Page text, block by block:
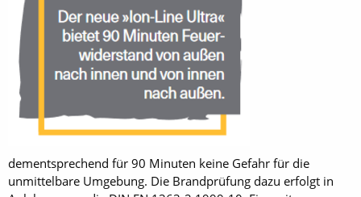
dementsprechend für 90 Minuten keine Gefahr für die
unmittelbare Umgebung. Die Brandprüfung dazu erfolgt in